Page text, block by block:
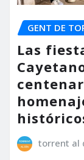
GENT DE
Las
torrent al